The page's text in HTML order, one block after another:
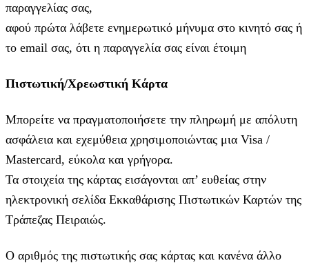
παραγγελίας σας,
αφού πρώτα λάβετε ενημερωτικό μήνυμα στο κινητό σας ή
το email σας, ότι η παραγγελία σας είναι έτοιμη
Πιστωτική/Χρεωστική Κάρτα
Μπορείτε να πραγματοποιήσετε την πληρωμή με απόλυτη
ασφάλεια και εχεμύθεια χρησιμοποιώντας μια Visa /
Mastercard, εύκολα και γρήγορα.
Τα στοιχεία της κάρτας εισάγoνται απ’ ευθείας στην
ηλεκτρονική σελίδα Εκκαθάρισης Πιστωτικών Καρτών της
Τράπεζας Πειραιώς.
Ο αριθμός της πιστωτικής σας κάρτας και κανένα άλλο